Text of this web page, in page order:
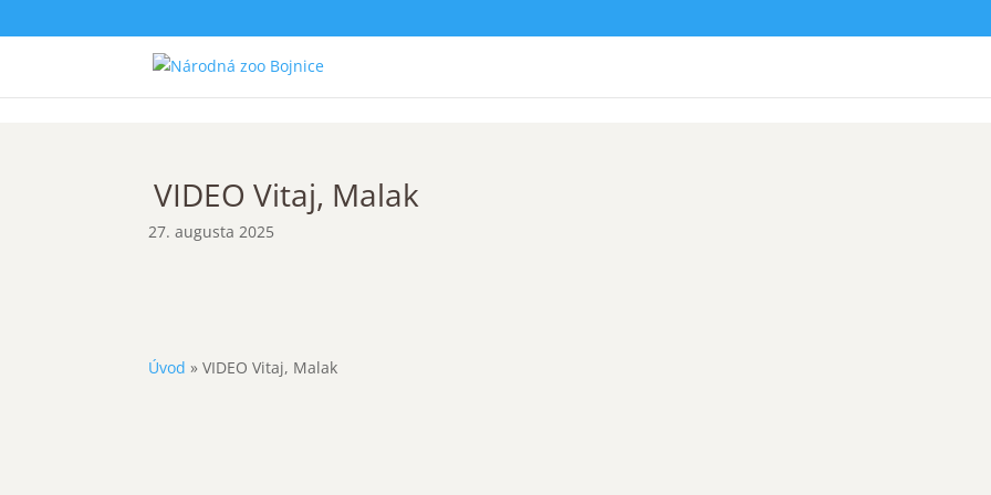
VIDEO Vitaj, Malak
27. augusta 2025
Úvod »VIDEO Vitaj, Malak